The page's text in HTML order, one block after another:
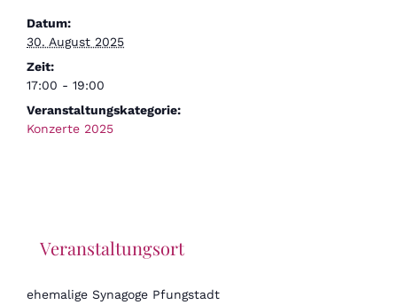
Datum:
30. August 2025
Zeit:
17:00 - 19:00
Veranstaltungskategorie:
Konzerte 2025
Veranstaltungsort
ehemalige Synagoge Pfungstadt